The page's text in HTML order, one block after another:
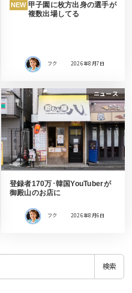
NEW 甲子園に枚方出身の選手が
複数出場してる
フク 2026年8月7日
ニュース
登録者170万･韓国YouTuberが
御殿山のお店に
フク 2026年8月6日
検索